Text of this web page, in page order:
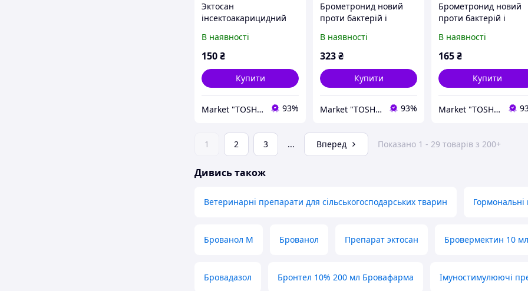
Эктосан
інсектоакарицидний
2мл Эктосан 2мл
В наявності
150₴
Купити
Market "TOSHA" 93%
Брометронид новий
проти бактерій і
В наявності
323₴
Купити
Market "TOSHA" 93%
Брометронид новий
проти бактерій і
Брометронид новий
табл.30 Бровафарма
В наявності
165₴
Купити
Market "TOSHA"
1 2 3 ... Вперед Показано 1 - 29 товарів з 200+
Дивись також
Ветеринарні препарати для сільськогосподарських тварин
Брованол М Брованол Препарат эктосан Бровермектин 10 мл
Бровадазол Бронтел 10% 200 мл Бровафарма Імуностимулюючі